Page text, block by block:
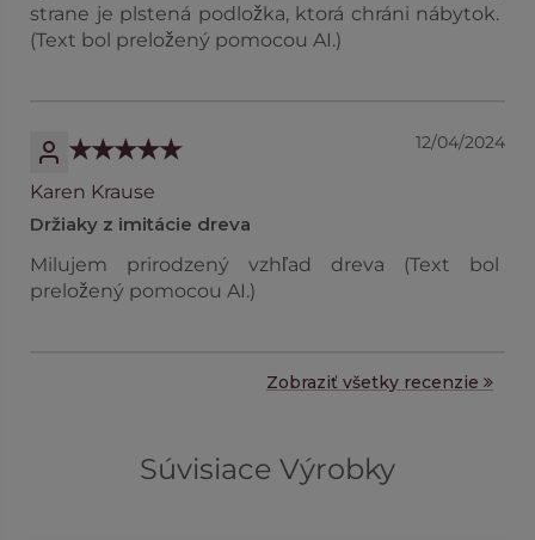
strane je plstená podložka, ktorá chráni nábytok.
(Text bol preložený pomocou AI.)
12/04/2024
Karen Krause
Držiaky z imitácie dreva
Milujem prirodzený vzhľad dreva (Text bol
preložený pomocou AI.)
Zobraziť všetky recenzie
Súvisiace Výrobky